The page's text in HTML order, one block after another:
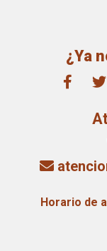
¿Ya
Horario de